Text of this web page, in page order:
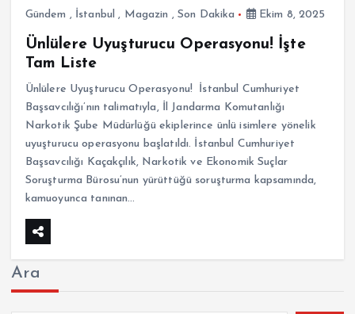
Gündem , İstanbul , Magazin , Son Dakika Ekim 8, 2025
Ünlülere Uyuşturucu Operasyonu! İşte
Tam Liste
Ünlülere Uyuşturucu Operasyonu! İstanbul Cumhuriyet
Başsavcılığı’nın talimatıyla, İl Jandarma Komutanlığı
Narkotik Şube Müdürlüğü ekiplerince ünlü isimlere yönelik
uyuşturucu operasyonu başlatıldı. İstanbul Cumhuriyet
Başsavcılığı Kaçakçılık, Narkotik ve Ekonomik Suçlar
Soruşturma Bürosu’nun yürüttüğü soruşturma kapsamında,
kamuoyunca tanınan…
Ara